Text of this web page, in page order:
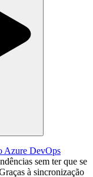
Azure DevOps
sem ter que se
à sincronização